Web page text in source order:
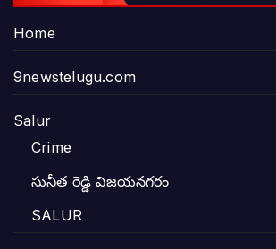
Home
9newstelugu.com
Salur
Crime
సునీత రెడ్డి విజయనగరం
SALUR